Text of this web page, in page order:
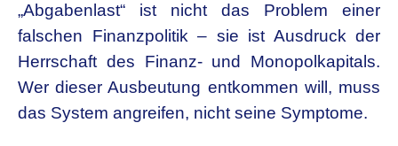
„Abgabenlast“ ist nicht das Problem einer
falschen Finanzpolitik – sie ist Ausdruck der
Herrschaft des Finanz- und Monopolkapitals.
Wer dieser Ausbeutung entkommen will, muss
das System angreifen, nicht seine Symptome.